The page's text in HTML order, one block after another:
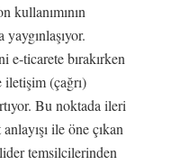
kullanımının
e-ticarete bırakırken
(çağrı)
Bu noktada ileri
ile öne çıkan
temsilcilerinden